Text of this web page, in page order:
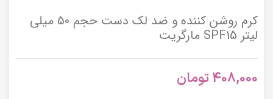
کرم روشن کننده و ضد لک دست حجم 50 میلی
لیتر SPF15 مارگریت
408,000تومان